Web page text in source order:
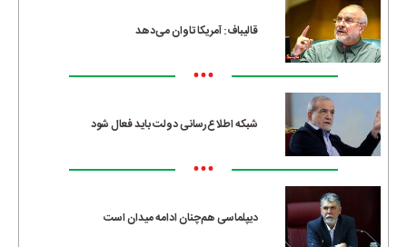
قالیباف: آمریکا تاوان می‌دهد
•••
شبکه اطلاع‌رسانی دولت باید فعال شود
•••
دیپلماسی هم‌چنان ادامه میدان است